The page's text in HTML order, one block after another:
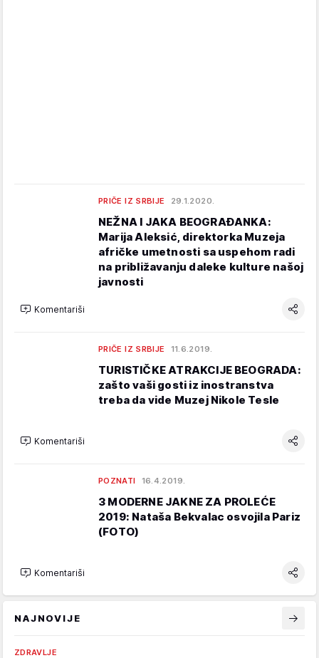
PRIČE IZ SRBIJE 29.1.2020.
NEŽNA I JAKA BEOGRAĐANKA:
Marija Aleksić, direktorka Muzeja
afričke umetnosti sa uspehom radi
na približavanju daleke kulture našoj
javnosti
Komentariši
PRIČE IZ SRBIJE 11.6.2019.
TURISTIČKE ATRAKCIJE BEOGRADA:
zašto vaši gosti iz inostranstva
treba da vide Muzej Nikole Tesle
Komentariši
POZNATI 16.4.2019.
3 MODERNE JAKNE ZA PROLEĆE
2019: Nataša Bekvalac osvojila Pariz
(FOTO)
Komentariši
NAJNOVIJE
ZDRAVLJE